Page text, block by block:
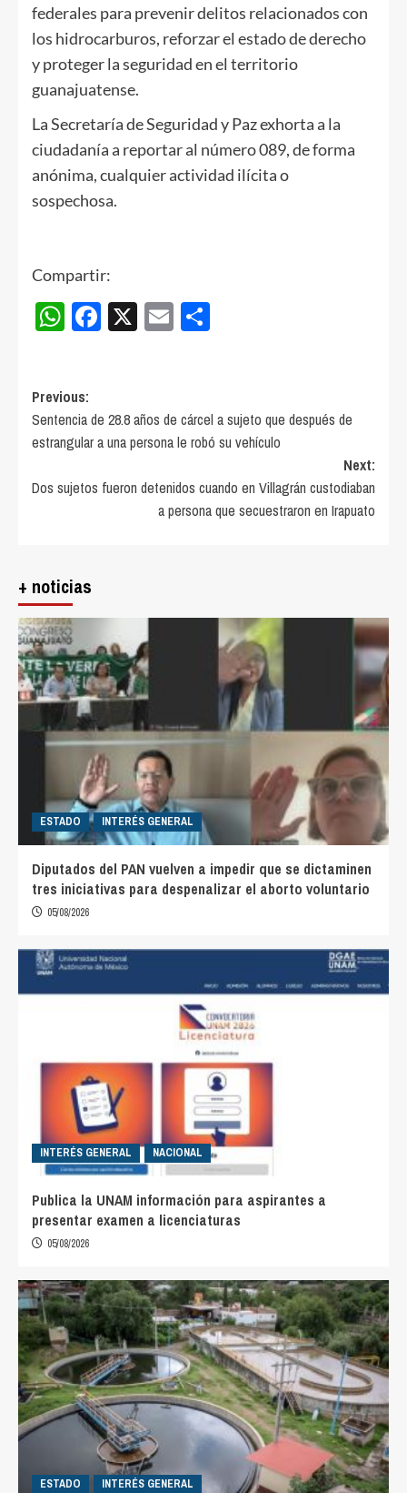
federales para prevenir delitos relacionados con
los hidrocarburos, reforzar el estado de derecho
y proteger la seguridad en el territorio
guanajuatense.
La Secretaría de Seguridad y Paz exhorta a la
ciudadanía a reportar al número 089, de forma
anónima, cualquier actividad ilícita o
sospechosa.
Compartir:
WhatsApp
Facebook
X Email
Post
navigation
Previous:
Sentencia de 28.8 años de cárcel a sujeto que después de
estrangular a una persona le robó su vehículo
Next:
Dos sujetos fueron detenidos cuando en Villagrán custodiaban
a persona que secuestraron en Irapuato
+ noticias
ESTADO INTERÉS GENERAL
Diputados del PAN vuelven a impedir que se dictaminen
tres iniciativas para despenalizar el aborto voluntario
05/08/2026
INTERÉS GENERAL NACIONAL
Publica la UNAM información para aspirantes a
presentar examen a licenciaturas
05/08/2026
ESTADO INTERÉS GENERAL